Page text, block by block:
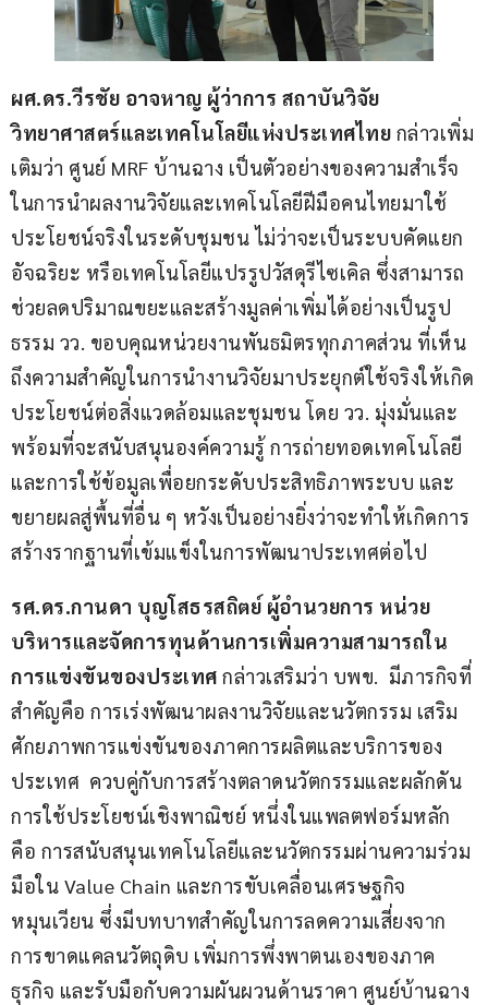
ผศ.ดร.วีรชัย อาจหาญ ผู้ว่าการ สถาบันวิจัย
วิทยาศาสตร์และเทคโนโลยีแห่งประเทศไทย กล่าวเพิ่ม
เติมว่า ศูนย์ MRF บ้านฉาง เป็นตัวอย่างของความสำเร็จ
ในการนำผลงานวิจัยและเทคโนโลยีฝีมือคนไทยมาใช้
ประโยชน์จริงในระดับชุมชน ไม่ว่าจะเป็นระบบคัดแยก
อัจฉริยะ หรือเทคโนโลยีแปรรูปวัสดุรีไซเคิล ซึ่งสามารถ
ช่วยลดปริมาณขยะและสร้างมูลค่าเพิ่มได้อย่างเป็นรูป
ธรรม วว. ขอบคุณหน่วยงานพันธมิตรทุกภาคส่วน ที่เห็น
ถึงความสำคัญในการนำงานวิจัยมาประยุกต์ใช้จริงให้เกิด
ประโยชน์ต่อสิ่งแวดล้อมและชุมชน โดย วว. มุ่งมั่นและ
พร้อมที่จะสนับสนุนองค์ความรู้ การถ่ายทอดเทคโนโลยี
และการใช้ข้อมูลเพื่อยกระดับประสิทธิภาพระบบ และ
ขยายผลสู่พื้นที่อื่น ๆ หวังเป็นอย่างยิ่งว่าจะทำให้เกิดการ
สร้างรากฐานที่เข้มแข็งในการพัฒนาประเทศต่อไป
รศ.ดร.กานดา บุญโสธรสถิตย์ ผู้อำนวยการ หน่วย
บริหารและจัดการทุนด้านการเพิ่มความสามารถใน
การแข่งขันของประเทศ กล่าวเสริมว่า บพข.  มีภารกิจที่
สำคัญคือ การเร่งพัฒนาผลงานวิจัยและนวัตกรรม เสริม
ศักยภาพการแข่งขันของภาคการผลิตและบริการของ
ประเทศ  ควบคู่กับการสร้างตลาดนวัตกรรมและผลักดัน
การใช้ประโยชน์เชิงพาณิชย์ หนึ่งในแพลตฟอร์มหลัก
คือ การสนับสนุนเทคโนโลยีและนวัตกรรมผ่านความร่วม
มือใน Value Chain และการขับเคลื่อนเศรษฐกิจ
หมุนเวียน ซึ่งมีบทบาทสำคัญในการลดความเสี่ยงจาก
การขาดแคลนวัตถุดิบ เพิ่มการพึ่งพาตนเองของภาค
ธุรกิจ และรับมือกับความผันผวนด้านราคา ศูนย์บ้านฉาง